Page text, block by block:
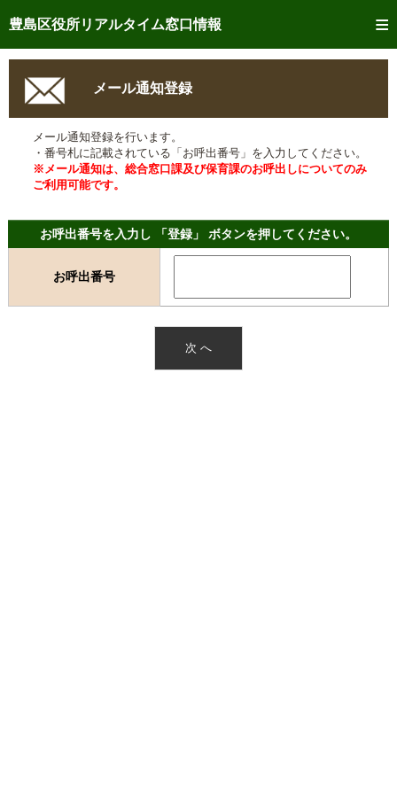
豊島区役所リアルタイム窓口情報
トップページへ
ご利用方法
事前予約
予約状況確認
リアルタイム
リアルタイム交付状況確認
メール通知登録
メール通知登録を行います。
・番号札に記載されている「お呼出番号」を入力してください。
※メール通知は、総合窓口課及び保育課のお呼出しについてのみ
ご利用可能です。
お呼出番号を入力し 「登録」 ボタンを押してください。
お呼出番号